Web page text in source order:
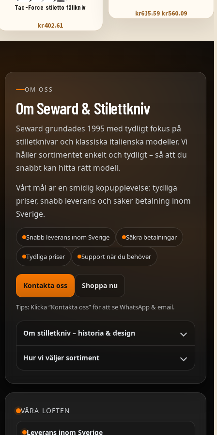
Tac-Force stiletto fällkniv
kr402.61
kr615.59 kr560.09
OM OSS
Om Seward & Stilettkniv
Seward grundades 1995 med tydligt fokus på
stilletknivar och klassiska italienska modeller. Vi
håller sortimentet enkelt och tydligt – så att du
snabbt kan hitta rätt modell.
Vårt mål är en smidig köpupplevelse: tydliga
priser, snabb leverans och säker betalning inom
Sverige.
Snabb leverans inom Sverige Säkra betalningar
Tydliga priser Support när du behöver
Kontakta oss Shoppa nu
Tips: Klicka “Kontakta oss” för att se WhatsApp & email.
Om stilletkniv – historia & design
Hur vi väljer sortiment
VÅRA LÖFTEN
Leverans inom Sverige